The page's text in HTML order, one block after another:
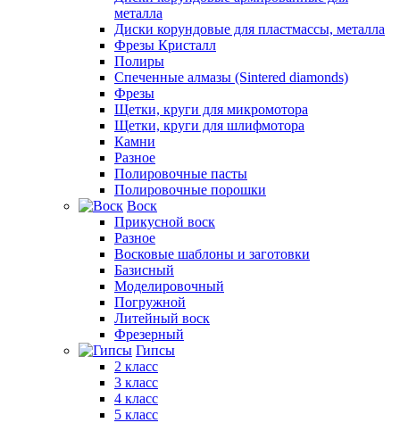
металла
Диски корундовые для пластмассы, металла
Фрезы Кристалл
Полиры
Спеченные алмазы (Sintered diamonds)
Фрезы
Щетки, круги для микромотора
Щетки, круги для шлифмотора
Камни
Разное
Полировочные пасты
Полировочные порошки
Воск
Прикусной воск
Разное
Восковые шаблоны и заготовки
Базисный
Моделировочный
Погружной
Литейный воск
Фрезерный
Гипсы
2 класс
3 класс
4 класс
5 класс